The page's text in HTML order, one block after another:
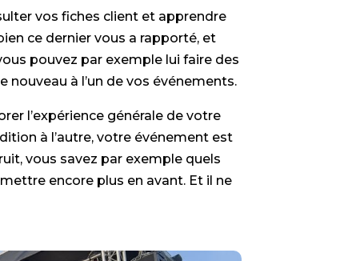
vos fiches client et apprendre
ce dernier vous a rapporté, et
pouvez par exemple lui faire des
à l’un de vos événements.
l’expérience générale de votre
à l’autre, votre événement est
vous savez par exemple quels
encore plus en avant. Et il ne